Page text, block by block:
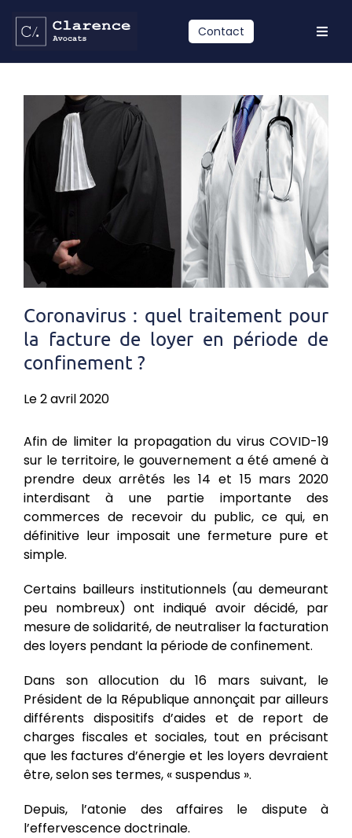
contenu
Contact
Compétences
Equipe
Actualités
LinkedIn
Coronavirus : quel traitement pour
la facture de loyer en période de
confinement ?
Le 2 avril 2020
Afin de limiter la propagation du virus COVID-19
sur le territoire, le gouvernement a été amené à
prendre deux arrêtés les 14 et 15 mars 2020
interdisant à une partie importante des
commerces de recevoir du public, ce qui, en
définitive leur imposait une fermeture pure et
simple.
Certains bailleurs institutionnels (au demeurant
peu nombreux) ont indiqué avoir décidé, par
mesure de solidarité, de neutraliser la facturation
des loyers pendant la période de confinement.
Dans son allocution du 16 mars suivant, le
Président de la République annonçait par ailleurs
différents dispositifs d’aides et de report de
charges fiscales et sociales, tout en précisant
que les factures d’énergie et les loyers devraient
être, selon ses termes, « suspendus ».
Depuis, l’atonie des affaires le dispute à
l’effervescence doctrinale.